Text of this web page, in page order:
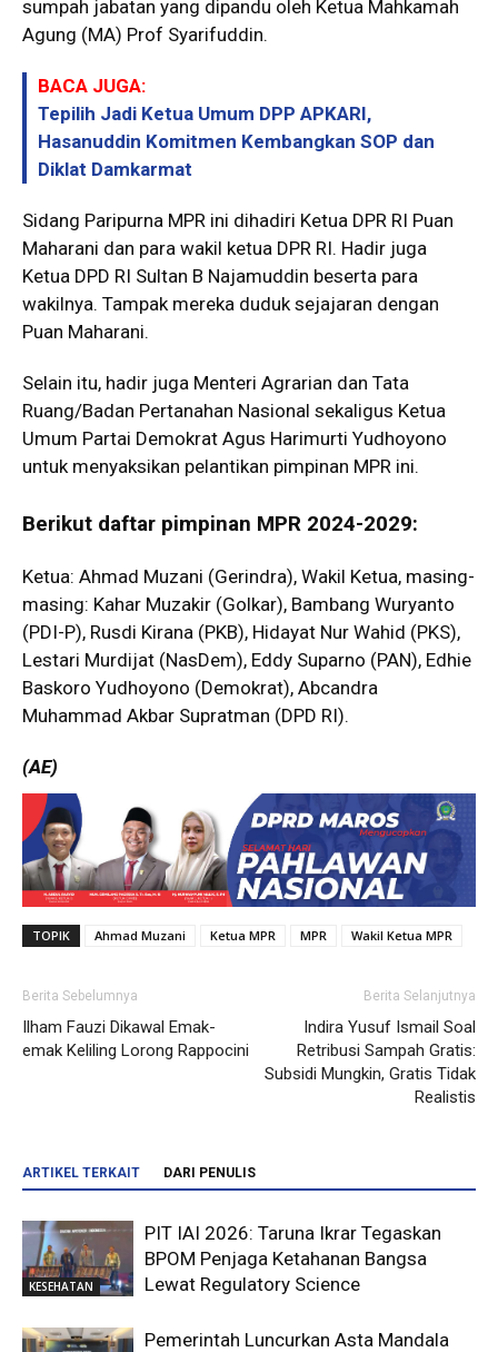
sumpah jabatan yang dipandu oleh Ketua Mahkamah
Agung (MA) Prof Syarifuddin.
BACA JUGA:
Tepilih Jadi Ketua Umum DPP APKARI,
Hasanuddin Komitmen Kembangkan SOP dan
Diklat Damkarmat
Sidang Paripurna MPR ini dihadiri Ketua DPR RI Puan
Maharani dan para wakil ketua DPR RI. Hadir juga
Ketua DPD RI Sultan B Najamuddin beserta para
wakilnya. Tampak mereka duduk sejajaran dengan
Puan Maharani.
Selain itu, hadir juga Menteri Agrarian dan Tata
Ruang/Badan Pertanahan Nasional sekaligus Ketua
Umum Partai Demokrat Agus Harimurti Yudhoyono
untuk menyaksikan pelantikan pimpinan MPR ini.
Berikut daftar pimpinan MPR 2024-2029:
Ketua: Ahmad Muzani (Gerindra), Wakil Ketua, masing-
masing: Kahar Muzakir (Golkar), Bambang Wuryanto
(PDI-P), Rusdi Kirana (PKB), Hidayat Nur Wahid (PKS),
Lestari Murdijat (NasDem), Eddy Suparno (PAN), Edhie
Baskoro Yudhoyono (Demokrat), Abcandra
Muhammad Akbar Supratman (DPD RI).
(AE)
TOPIK Ahmad Muzani Ketua MPR MPR Wakil Ketua MPR
Berita Sebelumnya
Ilham Fauzi Dikawal Emak-
emak Keliling Lorong Rappocini
Berita Selanjutnya
Indira Yusuf Ismail Soal
Retribusi Sampah Gratis:
Subsidi Mungkin, Gratis Tidak
Realistis
ARTIKEL TERKAIT DARI PENULIS
KESEHATAN
PIT IAI 2026: Taruna Ikrar Tegaskan
BPOM Penjaga Ketahanan Bangsa
Lewat Regulatory Science
Pemerintah Luncurkan Asta Mandala